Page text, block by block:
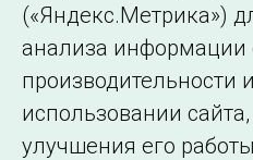
← Все публикации
Подписаться на
(«Яндекс.Метрика»)
анализа информации
производительности
использовании
улучшения его